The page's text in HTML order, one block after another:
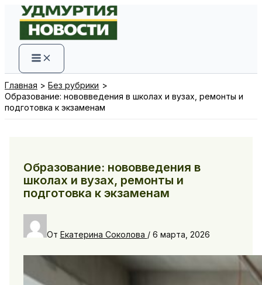
Перейти
содержимому
Главная
Без рубрики
Образование: нововведения в школах и вузах, ремонты и
подготовка к экзаменам
Образование: нововведения в
школах и вузах, ремонты и
подготовка к экзаменам
От Екатерина Соколова / 6 марта, 2026